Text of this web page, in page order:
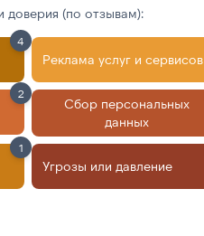
(по отзывам):
4
Реклама услуг и сервисов
2
Сбор персональных
данных
1
Угрозы или давление